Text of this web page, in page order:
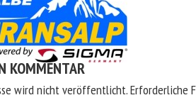
KOMMENTAR
wird nicht veröffentlicht.Erforderliche